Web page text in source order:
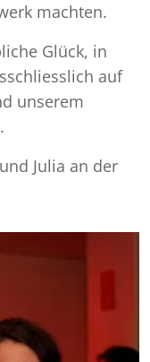
machten.
Glück, in
auf
unserem
Julia an der